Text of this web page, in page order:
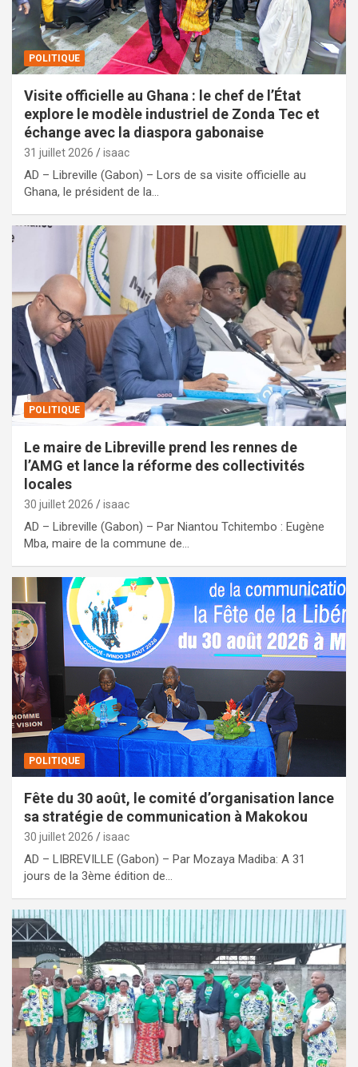
POLITIQUE
Visite officielle au Ghana : le chef de l’État
explore le modèle industriel de Zonda Tec et
échange avec la diaspora gabonaise
31 juillet 2026 isaac
AD – Libreville (Gabon) – Lors de sa visite officielle au
Ghana, le président de la…
POLITIQUE
Le maire de Libreville prend les rennes de
l’AMG et lance la réforme des collectivités
locales
30 juillet 2026 isaac
AD – Libreville (Gabon) – Par Niantou Tchitembo : Eugène
Mba, maire de la commune de…
POLITIQUE
Fête du 30 août, le comité d’organisation lance
sa stratégie de communication à Makokou
30 juillet 2026 isaac
AD – LIBREVILLE (Gabon) – Par Mozaya Madiba: A 31
jours de la 3ème édition de…